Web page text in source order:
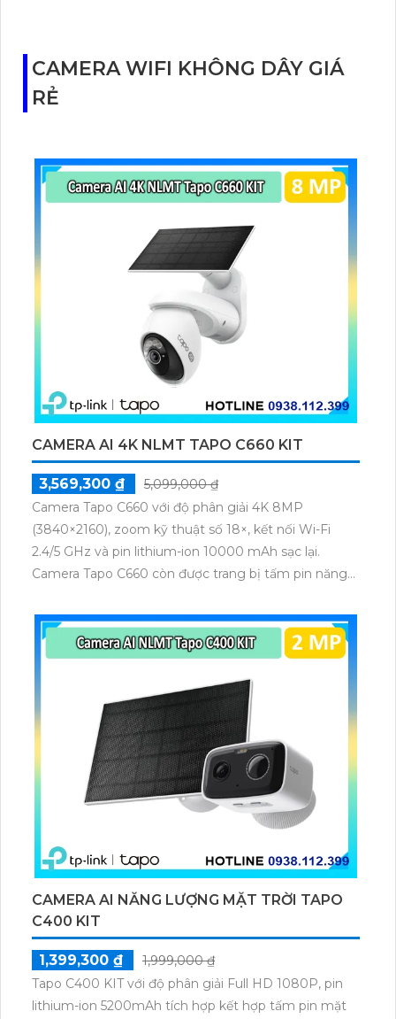
một cách ổn định và không giảm chất lượng. Chống
Ngược Sáng DWDR 120db giúp tăng cường chất
lượng hình ảnh. Với thiết kế thân kim loại chắc chắn,
2CD2T26G2-ISU/SL (C) của hãng sở hữu độ phân giải
lên đến 2.0 megapixel, cung cấp hình ảnh sắc nét và
qua công nghệ Hồng Ngoại 60m, camera giữ được
chất lượng ổn định nhờ IP POE. Chống ngược sáng
DWDR 120db giúp hình ảnh rõ ràng, mọi chi tiết
được tái hiện đầy đủ. Được thiết kế với thân kim loại
chắc chắn, camera cung cấp âm thanh và loa rõ ràng,
phù hợp với nhiều môi trường, đặc biệt là xưởng sản
CAMERA WIFI KHÔNG DÂY GIÁ
RẺ
CAMERA AI 4K NLMT TAPO C660 KIT
3,569,300 ₫
5,099,000 ₫
Camera Tapo C660 với độ phân giải 4K 8MP
(3840×2160), zoom kỹ thuật số 18×, kết nối Wi-Fi
2.4/5 GHz và pin lithium-ion 10000 mAh sạc lại.
Camera Tapo C660 còn được trang bị tấm pin năng
thú cưng, phương tiện, lưu trữ thẻ microSD tối đa 512
GB.
CAMERA AI NĂNG LƯỢNG MẶT TRỜI TAPO
C400 KIT
1,399,300 ₫
1,999,000 ₫
Tapo C400 KIT với độ phân giải Full HD 1080P, pin
lithium-ion 5200mAh tích hợp kết hợp tấm pin mặt